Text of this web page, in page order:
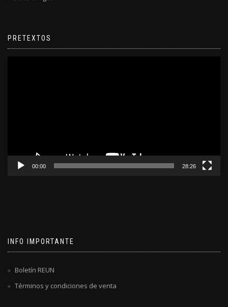
PRETEXTOS
00:00 28:26
INFO IMPORTANTE
Boletín REUN
Términos y condiciones de venta